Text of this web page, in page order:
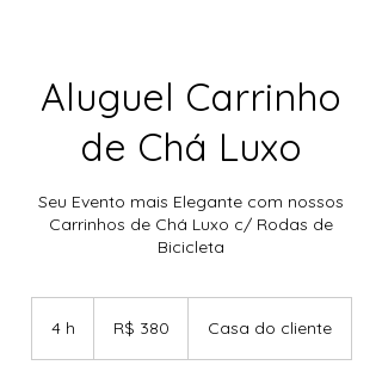
Aluguel Carrinho
de Chá Luxo
Seu Evento mais Elegante com nossos
Carrinhos de Chá Luxo c/ Rodas de
Bicicleta
4 h
brasileiros
R$ 380 Casa do cliente